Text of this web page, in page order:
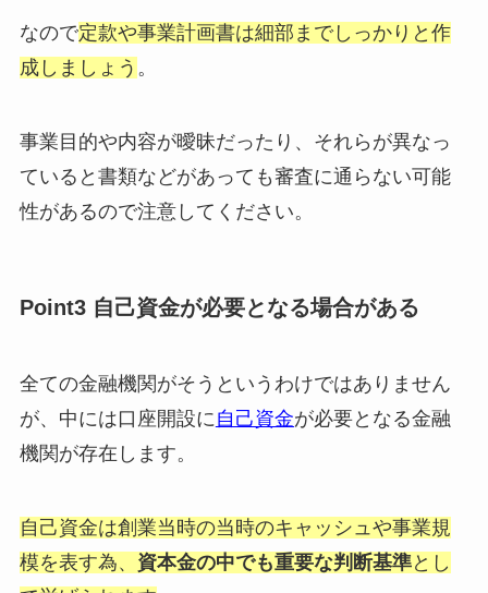
なので定款や事業計画書は細部までしっかりと作
成しましょう 。
事業目的や内容が曖昧だったり、それらが異なっ
ていると書類などがあっても審査に通らない可能
性があるので注意してください。
Point3 自己資金が必要となる場合がある
全ての金融機関がそうというわけではありません
が、中には口座開設に 自己資金が必要となる金融
機関が存在します。
自己資金は創業当時の当時のキャッシュや事業規
模を表す為、 資本金の中でも重要な判断基準とし